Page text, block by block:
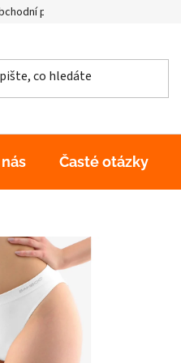
podmínky
Časté otázky